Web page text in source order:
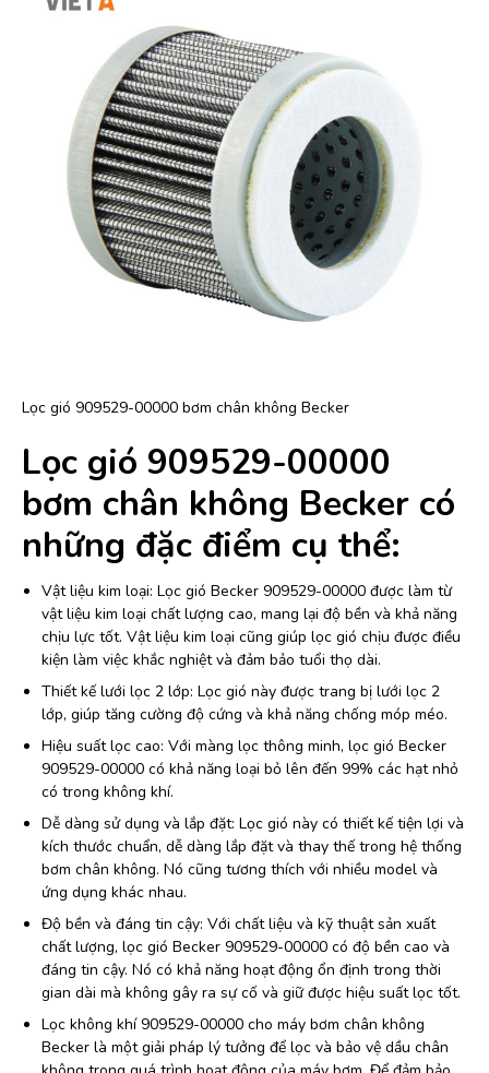
Lọc gió 909529-00000 bơm chân không Becker
Lọc gió 909529-00000
bơm chân không Becker có
những đặc điểm cụ thể:
Vật liệu kim loại: Lọc gió Becker 909529-00000 được làm từ
vật liệu kim loại chất lượng cao, mang lại độ bền và khả năng
chịu lực tốt. Vật liệu kim loại cũng giúp lọc gió chịu được điều
kiện làm việc khắc nghiệt và đảm bảo tuổi thọ dài.
Thiết kế lưới lọc 2 lớp: Lọc gió này được trang bị lưới lọc 2
lớp, giúp tăng cường độ cứng và khả năng chống móp méo.
Hiệu suất lọc cao: Với màng lọc thông minh, lọc gió Becker
909529-00000 có khả năng loại bỏ lên đến 99% các hạt nhỏ
có trong không khí.
Dễ dàng sử dụng và lắp đặt: Lọc gió này có thiết kế tiện lợi và
kích thước chuẩn, dễ dàng lắp đặt và thay thế trong hệ thống
bơm chân không. Nó cũng tương thích với nhiều model và
ứng dụng khác nhau.
Độ bền và đáng tin cậy: Với chất liệu và kỹ thuật sản xuất
chất lượng, lọc gió Becker 909529-00000 có độ bền cao và
đáng tin cậy. Nó có khả năng hoạt động ổn định trong thời
gian dài mà không gây ra sự cố và giữ được hiệu suất lọc tốt.
Lọc không khí 909529-00000 cho máy bơm chân không
Becker là một giải pháp lý tưởng để lọc và bảo vệ dầu chân